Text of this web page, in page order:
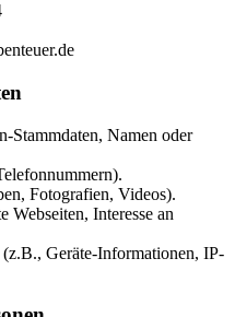
Stammdaten, Namen oder
Fotografien, Videos).
Webseiten, Interesse an
Geräte-Informationen, IP-